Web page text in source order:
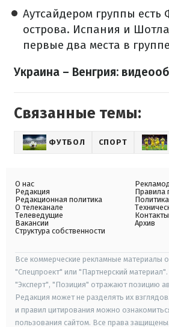
Аутсайдером группы есть
острова. Испания и
первые два места в
Украина – Венгрия:
Связанные темы:
ФУТБОЛ СПОРТ
О нас
Редакция
Редакционная политика
О телеканале
Телеведущие
Вакансии
Структура собственности
Правила
Контакты
Архив
Все коммерческие рекламные материалы
"Спецпроект" или "Партнерский
"Эксперт", "Позиция" отражают позицию
Редакция может не разделять их
и правил цитирования можно
пользования сайтом. Все права